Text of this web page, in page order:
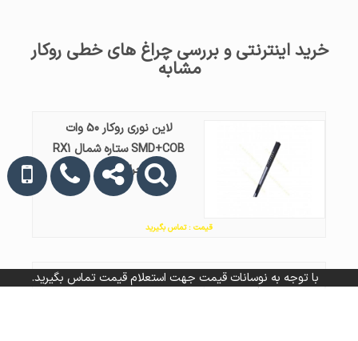
خرید اینترنتی و بررسی چراغ های خطی روکار
مشابه
لاین نوری روکار 50 وات
SMD+COB ستاره شمال RX1
چراغ خطی
قیمت : تماس بگیرید
لاین نوری روکار افراتاب AF-LS06
با توجه به نوسانات قیمت جهت استعلام قیمت تماس بگیرید.